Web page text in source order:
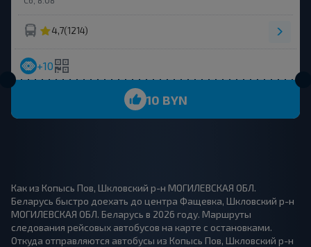
4,7(1214)
+10
10 BYN
Как из Копысь Пов, Шкловский р-н МОГИЛЕВСКАЯ ОБЛ.
Беларусь быстро доехать до центра Фащевка, Шкловский р-н
МОГИЛЕВСКАЯ ОБЛ. Беларусь в 2026 году. Маршруты
следования рейсовых автобусов на карте с остановками.
Откуда отправляются автобусы из Копысь Пов, Шкловский р-н